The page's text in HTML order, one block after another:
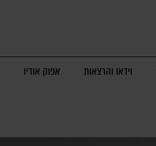
וידאו והרצאות אפוק אודיו